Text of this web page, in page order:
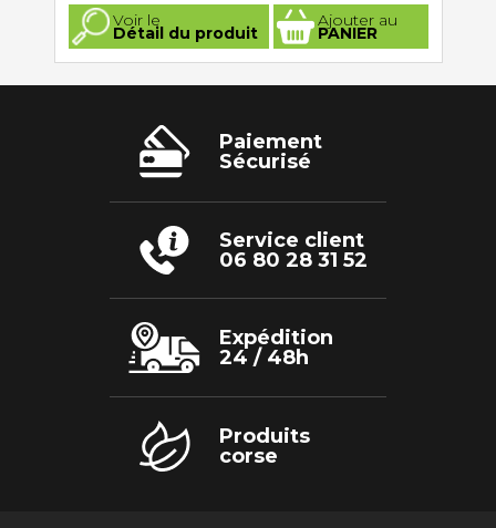
Voir le
Détail du produit
Ajouter au
PANIER
Ce
produit
a
plusieurs
Les
Paiement
Sécurisé
Service client
06 80 28 31 52
Expédition
24 / 48h
Produits
corse